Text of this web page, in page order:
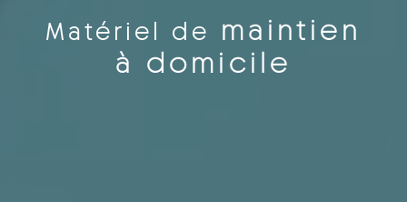
Matériel de maintien
à domicile